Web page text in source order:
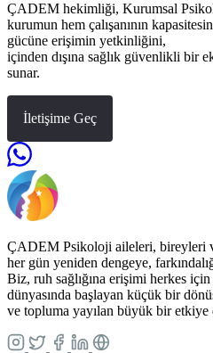
ÇADEM hekimliği, Kurumsal
kurumun hem çalışanının
gücüne erişimin yetkinliğini,
içinden dışına sağlık güvenlikli bir
sunar.
İletişime Geç
ÇADEM Psikoloji aileleri, bireyleri
her gün yeniden dengeye,
Biz, ruh sağlığına erişimi herkes
dünyasında başlayan küçük bir
ve topluma yayılan büyük bir